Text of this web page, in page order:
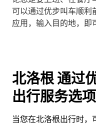
可以通过优步叫车顺利
应用，输入目的地，即
北洛根 通过
出行服务选项
当您在北洛根出行时，